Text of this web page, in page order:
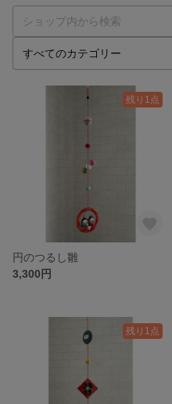
残り1点
円のつるし雛
3,300円
残り1点